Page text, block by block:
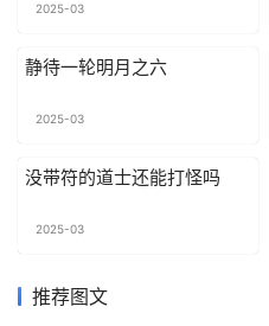
2025-03
静待一轮明月之六
2025-03
没带符的道士还能打怪吗
2025-03
推荐图文